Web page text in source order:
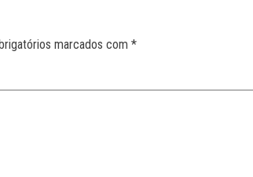
marcados com *